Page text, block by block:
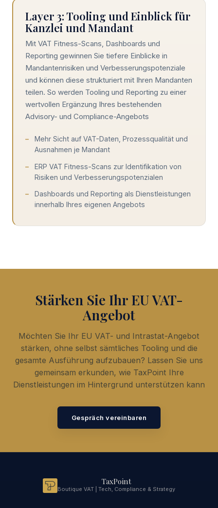
Layer 3: Tooling und Einblick für
Kanzlei und Mandant
Mit VAT Fitness-Scans, Dashboards und
Reporting gewinnen Sie tiefere Einblicke in
Mandantenrisiken und Verbesserungspotenziale
und können diese strukturiert mit Ihren Mandanten
teilen. So werden Tooling und Reporting zu einer
wertvollen Ergänzung Ihres bestehenden
Advisory- und Compliance-Angebots
Mehr Sicht auf VAT-Daten, Prozessqualität und
Ausnahmen je Mandant
ERP VAT Fitness-Scans zur Identifikation von
Risiken und Verbesserungspotenzialen
Dashboards und Reporting als Dienstleistungen
innerhalb Ihres eigenen Angebots
Stärken Sie Ihr EU VAT-
Angebot
Möchten Sie Ihr EU VAT- und Intrastat-Angebot
stärken, ohne selbst sämtliches Tooling und die
gesamte Ausführung aufzubauen? Lassen Sie uns
gemeinsam erkunden, wie TaxPoint Ihre
Dienstleistungen im Hintergrund unterstützen kann
Gespräch vereinbaren
TaxPoint
Boutique VAT | Tech, Compliance & Strategy